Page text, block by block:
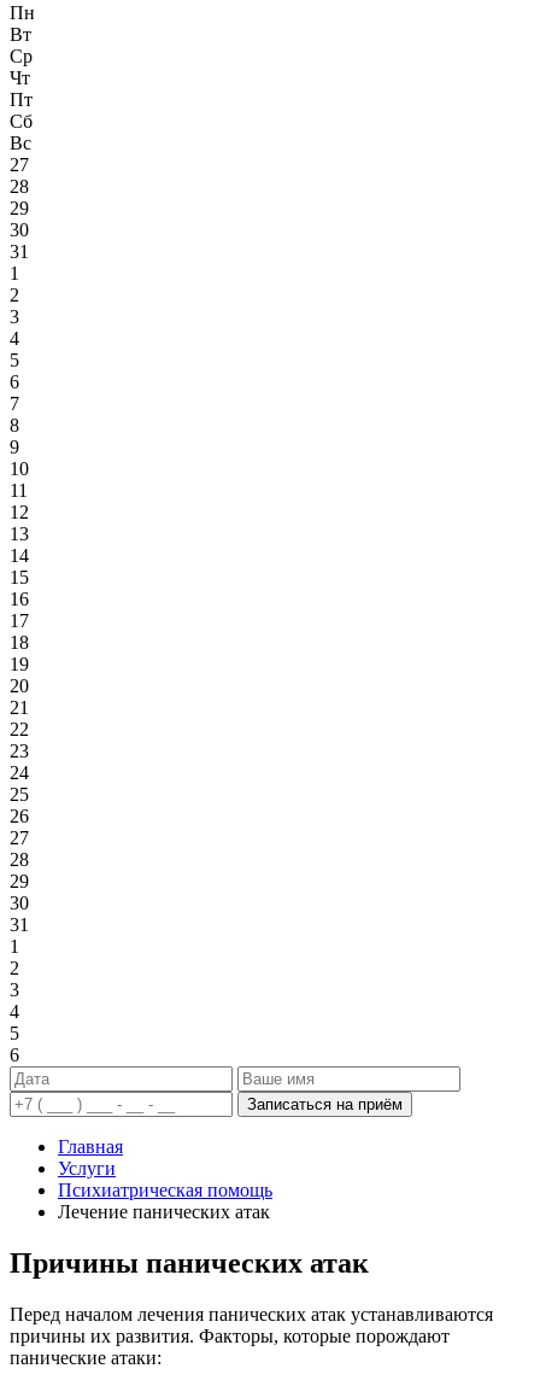
Пн
Вт
Ср
Чт
Пт
Сб
Вс
27
28
29
30
31
1
2
3
4
5
6
7
8
9
10
11
12
13
14
15
16
17
18
19
20
21
22
23
24
25
26
27
28
29
30
31
1
2
3
4
5
6
Записаться на приём
Главная
Услуги
Психиатрическая помощь
Лечение панических атак
Причины панических атак
Перед началом лечения панических атак устанавливаются
причины их развития. Факторы, которые порождают
панические атаки: